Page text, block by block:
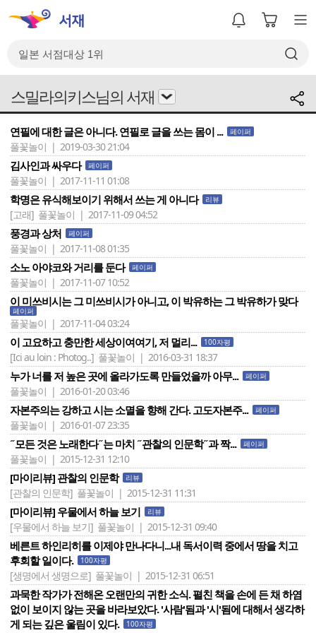
스밀라의키스님의 서재
연필에 대한 글은 아니다. 연필로 글을 쓰는 몸이 ... 페이퍼
풀꽃놀이 | 2019-03-30 21:04
김사인과 싸우다 페이퍼
풀꽃놀이 | 2017-11-11 01:08
학명은 유식해보이기 위해서 쓰는 게 아니다 리뷰
[고래] 풀꽃놀이 | 2017-11-09 04:52
풍경과 상처 페이퍼
풀꽃놀이 | 2017-11-08 01:35
소노 아야코와 거리를 둔다 페이퍼
풀꽃놀이 | 2017-11-07 10:52
이 미쓰비시는 그 미쓰비시가 아니고, 이 박유하는 그 박유하가 맞다
페이퍼
풀꽃놀이 | 2017-11-04 03:24
이 고요하고 충만한 세상이여여기, 저 멀리... 100자평
[Ici au loin : Photog..] 풀꽃놀이 | 2016-03-31 18:37
누가 너를 저 높은 곳에 올라가도록 만들었을까 아무... 페이퍼
풀꽃놀이 | 2016-01-20 03:46
자본주의는 강하고 시는 소멸을 향해 간다. 고도자본주... 페이퍼
풀꽃놀이 | 2016-01-07 23:35
˝모든 것은 노래한다˝는 마치 ˝관찰의 인문학˝과 짝... 페이퍼
풀꽃놀이 | 2015-12-31 12:10
[마이리뷰] 관찰의 인문학 리뷰
[관찰의 인문학] 풀꽃놀이 | 2015-12-31 11:31
[마이리뷰] 우물에서 하늘 보기 리뷰
[우물에서 하늘 보기] 풀꽃놀이 | 2015-12-31 09:40
베른트 하인리히를 이제야 만나다니...내 독서이력 중에서 땅을 치고
후회할 일이다.
100자평
[생명에서 생명으로] 풀꽃놀이 | 2015-12-31 06:51
과묵한 작가가 전해온 오랜만의 귀한 소식. 펼친 책을 손에 든 채 하염
없이 보이지 않는 곳을 바라보았다. '사람'됨과 '시'됨에 대해서 생각하
게 되는 깊은 울림이 있다.
100자평